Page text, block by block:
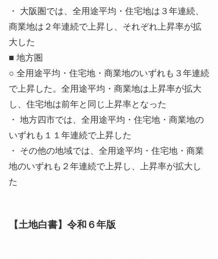
・ 大阪圏では、全用途平均・住宅地は３年連続、
商業地は ２年連続で上昇し、それぞれ上昇率が拡
大した
■ 地方圏
○ 全用途平均・住宅地・商業地のいずれも ３年連続
で上昇した。全用途平均・商業地は上昇率が拡大
し、住宅地は前年と同じ上昇率となった
・ 地方四市では、全用途平均・住宅地・商業地の
いずれも １１年連続で上昇した
・ その他の地域では、全用途平均・住宅地・商業
地のいずれも ２年連続で上昇し、上昇率が拡大し
た
【土地白書】令和６年版